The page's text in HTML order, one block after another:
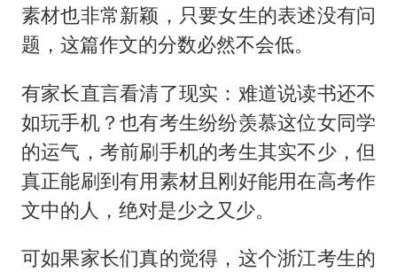
素材也非常新颖，只要女生的表述没有问
题，这篇作文的分数必然不会低。
有家长直言看清了现实：难道说读书还不
如玩手机？也有考生纷纷羡慕这位女同学
的运气，考前刷手机的考生其实不少，但
真正能刷到有用素材且刚好能用在高考作
文中的人，绝对是少之又少。
可如果家长们真的觉得，这个浙江考生的